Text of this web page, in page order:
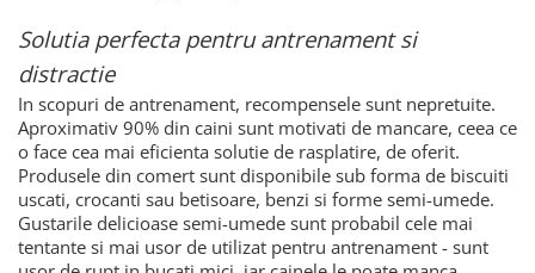
Solutia perfecta pentru antrenament si
distractie
In scopuri de antrenament, recompensele sunt nepretuite.
Aproximativ 90% din caini sunt motivati de mancare, ceea ce
o face cea mai eficienta solutie de rasplatire, de oferit.
Produsele din comert sunt disponibile sub forma de biscuiti
uscati, crocanti sau betisoare, benzi si forme semi-umede.
Gustarile delicioase semi-umede sunt probabil cele mai
tentante si mai usor de utilizat pentru antrenament - sunt